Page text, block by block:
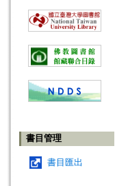
書目管理
書目匯出